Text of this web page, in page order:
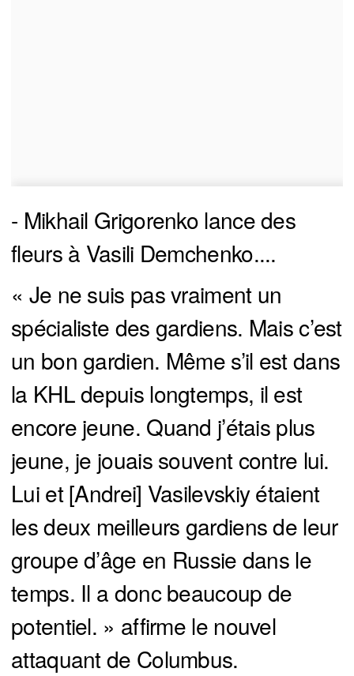
- Mikhail Grigorenko lance des
fleurs à Vasili Demchenko....
« Je ne suis pas vraiment un
spécialiste des gardiens. Mais c’est
un bon gardien. Même s’il est dans
la KHL depuis longtemps, il est
encore jeune. Quand j’étais plus
jeune, je jouais souvent contre lui.
Lui et [Andrei] Vasilevskiy étaient
les deux meilleurs gardiens de leur
groupe d’âge en Russie dans le
temps. Il a donc beaucoup de
potentiel. » affirme le nouvel
attaquant de Columbus.